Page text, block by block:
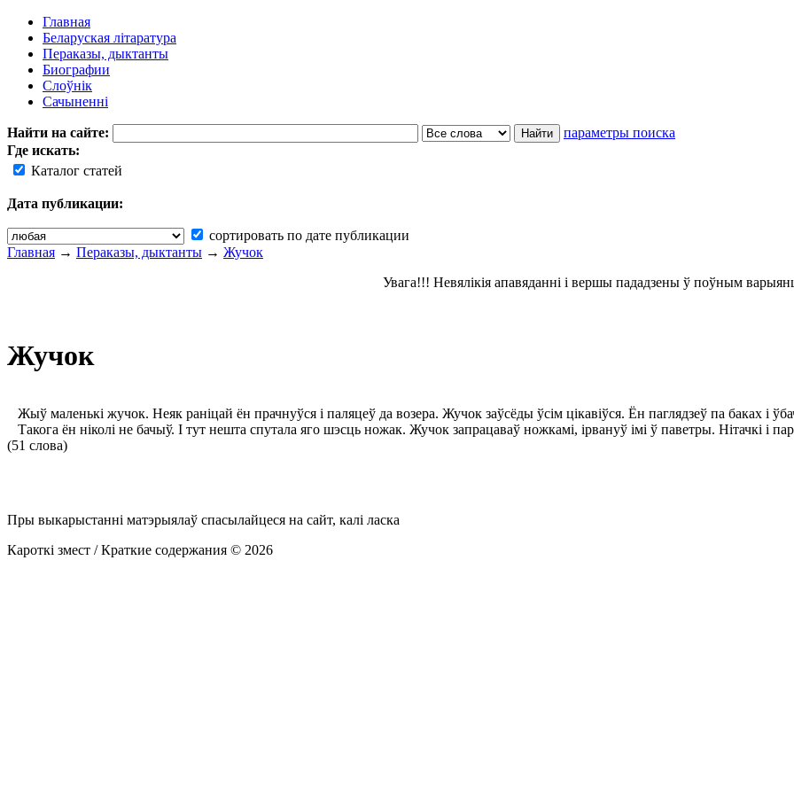
Главная
Беларуская літаратура
Пераказы, дыктанты
Биографии
Слоўнік
Сачыненні
Найти на сайте:
параметры поиска
Где искать:
Каталог статей
Дата публикации:
сортировать по дате публикации
Главная → Пераказы, дыктанты → Жучок
Увага!!! Невялікія апавяданні і вершы пададзены ў поўным
Жучок
Жыў маленькі жучок. Неяк раніцай ён прачнуўся і паляцеў да возера. Жучок заўсёды ўсім цікавіўся. Ён паглядзеў па баках і
Такога ён ніколі не бачыў. І тут нешта спутала яго шэсць ножак. Жучок запрацаваў ножкамі, ірвануў імі ў паветры. Нітачкі і
(51 слова)
Пры выкарыстанні матэрыялаў спасылайцеся на сайт, калі ласка
Кароткі змест / Краткие содержания © 2026